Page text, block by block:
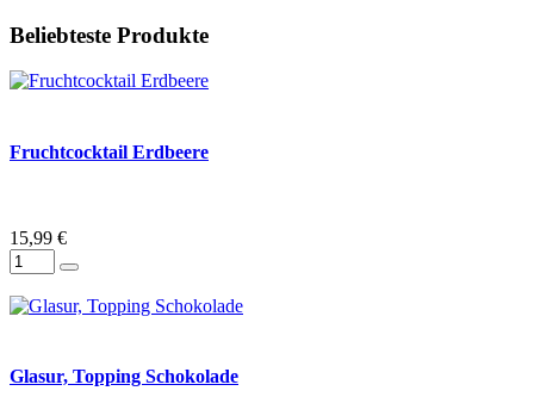
Beliebteste Produkte
Fruchtcocktail Erdbeere
15,99 €
Glasur, Topping Schokolade